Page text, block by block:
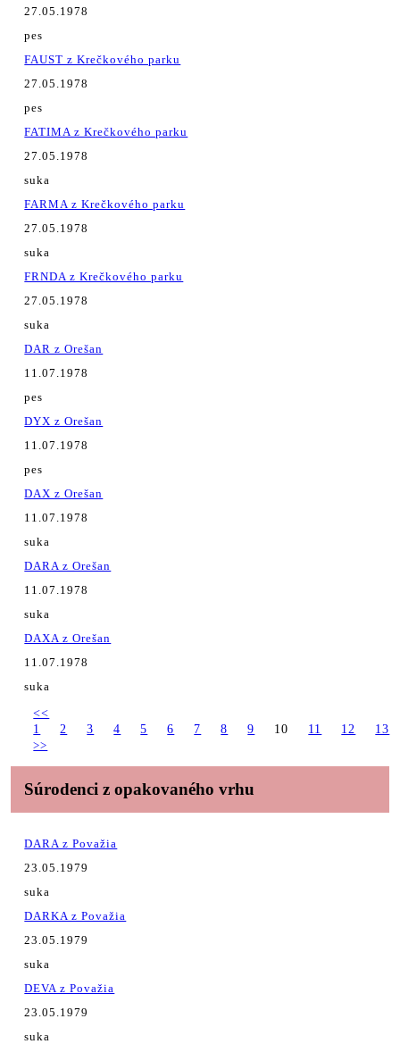
27.05.1978
pes
FAUST z Krečkového parku
27.05.1978
pes
FATIMA z Krečkového parku
27.05.1978
suka
FARMA z Krečkového parku
27.05.1978
suka
FRNDA z Krečkového parku
27.05.1978
suka
DAR z Orešan
11.07.1978
pes
DYX z Orešan
11.07.1978
pes
DAX z Orešan
11.07.1978
suka
DARA z Orešan
11.07.1978
suka
DAXA z Orešan
11.07.1978
suka
<<
1
2 3 4 5 6 7 8 9 10 11 12
13
>>
Súrodenci z opakovaného vrhu
DARA z Považia
23.05.1979
suka
DARKA z Považia
23.05.1979
suka
DEVA z Považia
23.05.1979
suka